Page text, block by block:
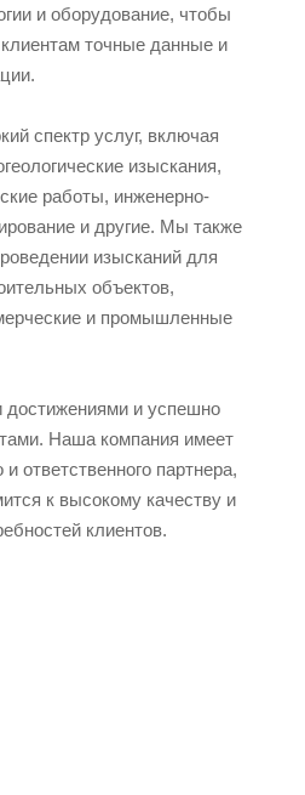
и оборудование, чтобы
точные данные и
спектр услуг, включая
изыскания,
работы, инженерно-
и другие. Мы также
изысканий для
объектов,
и промышленные
и успешно
Наша компания имеет
ответственного партнера,
к высокому качеству и
клиентов.